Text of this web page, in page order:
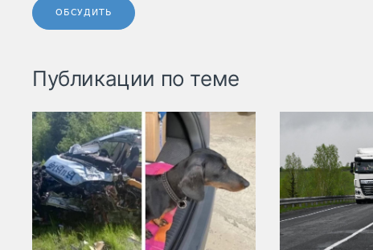
ОБСУДИТЬ
Публикации по теме